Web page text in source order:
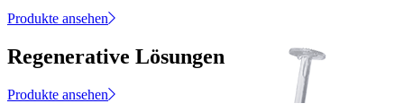
Produkte ansehen
Regenerative Lösungen
Produkte ansehen